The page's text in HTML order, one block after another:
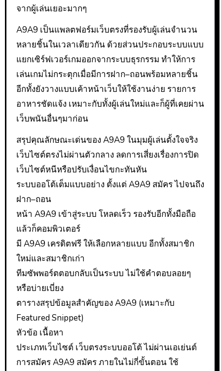
จากผู้เล่นเยอะมากๆ
A9A9 เป็นแพลตฟอร์มเว็บตรงที่รองรับผู้เล่นจำนวน
หลายชิ้นในเวลาเดียวกัน ด้วยส่วนประกอบระบบแบบ
แยกเซิร์ฟเวอร์เกมออกจากระบบธุรกรรม ทำให้การ
เล่นเกมไม่กระตุกเมื่อมีการฝาก–ถอนพร้อมหลายชิ้น
อีกทั้งยังวางแบบเค้าหน้าเว็บให้ใช้งานง่าย รายการ
อาหารชัดแจ้ง เหมาะกับทั้งผู้เล่นใหม่และก็ผู้ที่เคยผ่าน
เว็บพนันอื่นๆมาก่อน
สรุปคุณลักษณะเด่นของ A9A9 ในมุมผู้เล่นตั้งใจจริง
เว็บไซต์ตรงไม่ผ่านตัวกลาง ลดการเสี่ยงเรื่องการปิด
เว็บไซต์หนีหรือปรับเงื่อนไขกะทันหัน
ระบบออโต้เต็มแบบอย่าง ตั้งแต่ A9A9 สมัคร ไปจนถึง
ฝาก–ถอน
หน้า A9A9 เข้าสู่ระบบ โหลดเร็ว รองรับอีกทั้งมือถือ
แล้วก็คอมพิวเตอร์
มี A9A9 เครดิตฟรี ให้เลือกหลายแบบ อีกทั้งสมาชิก
ใหม่และสมาชิกเก่า
ทีมซัพพอร์ตตอบกลับเป็นระบบ ไม่ใช้คำตอบลอยๆ
หรือบ่ายเบี่ยง
ตารางสรุปข้อมูลสำคัญของ A9A9 (เหมาะกับ
Featured Snippet)
หัวข้อ เนื้อหา
ประเภทเว็บไซต์ เว็บตรงระบบออโต้ ไม่ผ่านเอเย่นต์
การสมัคร A9A9 สมัคร ภายในไม่กี่ขั้นตอน ใช้